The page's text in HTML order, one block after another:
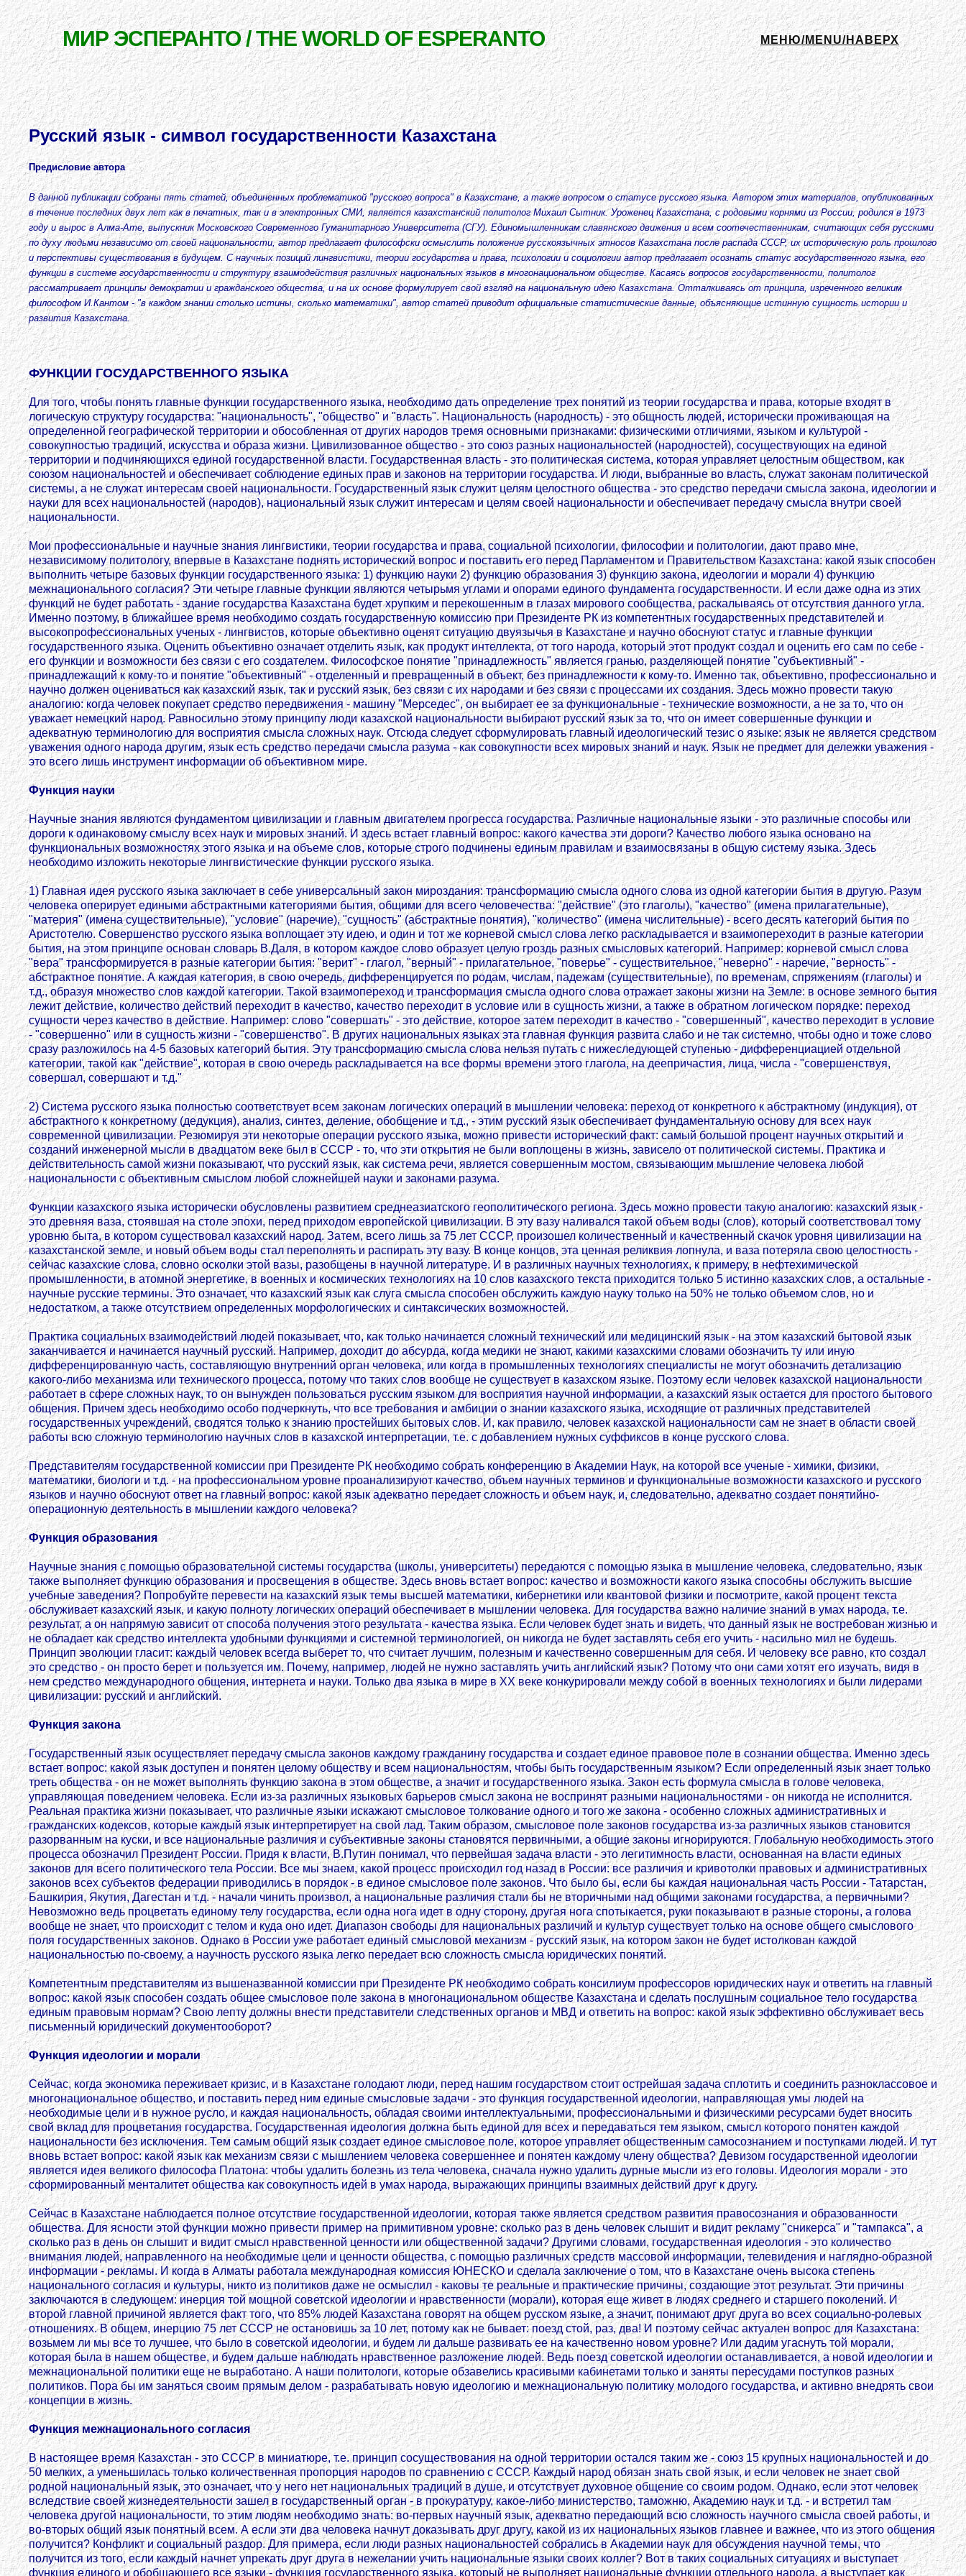
МИР ЭСПЕРАНТО / THE WORLD OF ESPERANTO МЕНЮ/MENU/НАВЕРХ
Русский язык - символ государственности Казахстана
Предисловие автора
В данной публикации собраны пять статей, объединенных проблематикой "русского вопроса" в Казахстане, а также вопросом о статусе русского языка. Автором этих материалов, опубликованных
в течение последних двух лет как в печатных, так и в электронных СМИ, является казахстанский политолог Михаил Сытник. Уроженец Казахстана, с родовыми корнями из России, родился в 1973
году и вырос в Алма-Ате, выпускник Московского Современного Гуманитарного Университета (СГУ). Единомышленникам славянского движения и всем соотечественникам, считающих себя русскими
по духу людьми независимо от своей национальности, автор предлагает философски осмыслить положение русскоязычных этносов Казахстана после распада СССР, их историческую роль прошлого
и перспективы существования в будущем. С научных позиций лингвистики, теории государства и права, психологии и социологии автор предлагает осознать статус государственного языка, его
функции в системе государственности и структуру взаимодействия различных национальных языков в многонациональном обществе. Касаясь вопросов государственности, политолог
рассматривает принципы демократии и гражданского общества, и на их основе формулирует свой взгляд на национальную идею Казахстана. Отталкиваясь от принципа, изреченного великим
философом И.Кантом - "в каждом знании столько истины, сколько математики", автор статей приводит официальные статистические данные, объясняющие истинную сущность истории и
развития Казахстана.
ФУНКЦИИ ГОСУДАРСТВЕННОГО ЯЗЫКА
Для того, чтобы понять главные функции государственного языка, необходимо дать определение трех понятий из теории государства и права, которые входят в
логическую структуру государства: "национальность", "общество" и "власть". Национальность (народность) - это общность людей, исторически проживающая на
определенной географической территории и обособленная от других народов тремя основными признаками: физическими отличиями, языком и культурой -
совокупностью традиций, искусства и образа жизни. Цивилизованное общество - это союз разных национальностей (народностей), сосуществующих на единой
территории и подчиняющихся единой государственной власти. Государственная власть - это политическая система, которая управляет целостным обществом, как
союзом национальностей и обеспечивает соблюдение единых прав и законов на территории государства. И люди, выбранные во власть, служат законам политической
системы, а не служат интересам своей национальности. Государственный язык служит целям целостного общества - это средство передачи смысла закона, идеологии и
науки для всех национальностей (народов), национальный язык служит интересам и целям своей национальности и обеспечивает передачу смысла внутри своей
национальности.
Мои профессиональные и научные знания лингвистики, теории государства и права, социальной психологии, философии и политологии, дают право мне,
независимому политологу, впервые в Казахстане поднять исторический вопрос и поставить его перед Парламентом и Правительством Казахстана: какой язык способен
выполнить четыре базовых функции государственного языка: 1) функцию науки 2) функцию образования 3) функцию закона, идеологии и морали 4) функцию
межнационального согласия? Эти четыре главные функции являются четырьмя углами и опорами единого фундамента государственности. И если даже одна из этих
функций не будет работать - здание государства Казахстана будет хрупким и перекошенным в глазах мирового сообщества, раскалываясь от отсутствия данного угла.
Именно поэтому, в ближайшее время необходимо создать государственную комиссию при Президенте РК из компетентных государственных представителей и
высокопрофессиональных ученых - лингвистов, которые объективно оценят ситуацию двуязычья в Казахстане и научно обоснуют статус и главные функции
государственного языка. Оценить объективно означает отделить язык, как продукт интеллекта, от того народа, который этот продукт создал и оценить его сам по себе -
его функции и возможности без связи с его создателем. Философское понятие "принадлежность" является гранью, разделяющей понятие "субъективный" -
принадлежащий к кому-то и понятие "объективный" - отделенный и превращенный в объект, без принадлежности к кому-то. Именно так, объективно, профессионально и
научно должен оцениваться как казахский язык, так и русский язык, без связи с их народами и без связи с процессами их создания. Здесь можно провести такую
аналогию: когда человек покупает средство передвижения - машину "Мерседес", он выбирает ее за функциональные - технические возможности, а не за то, что он
уважает немецкий народ. Равносильно этому принципу люди казахской национальности выбирают русский язык за то, что он имеет совершенные функции и
адекватную терминологию для восприятия смысла сложных наук. Отсюда следует сформулировать главный идеологический тезис о языке: язык не является средством
уважения одного народа другим, язык есть средство передачи смысла разума - как совокупности всех мировых знаний и наук. Язык не предмет для дележки уважения -
это всего лишь инструмент информации об объективном мире.
Функция науки
Научные знания являются фундаментом цивилизации и главным двигателем прогресса государства. Различные национальные языки - это различные способы или
дороги к одинаковому смыслу всех наук и мировых знаний. И здесь встает главный вопрос: какого качества эти дороги? Качество любого языка основано на
функциональных возможностях этого языка и на объеме слов, которые строго подчинены единым правилам и взаимосвязаны в общую систему языка. Здесь
необходимо изложить некоторые лингвистические функции русского языка.
1) Главная идея русского языка заключает в себе универсальный закон мироздания: трансформацию смысла одного слова из одной категории бытия в другую. Разум
человека оперирует едиными абстрактными категориями бытия, общими для всего человечества: "действие" (это глаголы), "качество" (имена прилагательные),
"материя" (имена существительные), "условие" (наречие), "сущность" (абстрактные понятия), "количество" (имена числительные) - всего десять категорий бытия по
Аристотелю. Совершенство русского языка воплощает эту идею, и один и тот же корневой смысл слова легко раскладывается и взаимопереходит в разные категории
бытия, на этом принципе основан словарь В.Даля, в котором каждое слово образует целую гроздь разных смысловых категорий. Например: корневой смысл слова
"вера" трансформируется в разные категории бытия: "верит" - глагол, "верный" - прилагательное, "поверье" - существительное, "неверно" - наречие, "верность" -
абстрактное понятие. А каждая категория, в свою очередь, дифференцируется по родам, числам, падежам (существительные), по временам, спряжениям (глаголы) и
т.д., образуя множество слов каждой категории. Такой взаимопереход и трансформация смысла одного слова отражает законы жизни на Земле: в основе земного бытия
лежит действие, количество действий переходит в качество, качество переходит в условие или в сущность жизни, а также в обратном логическом порядке: переход
сущности через качество в действие. Например: слово "совершать" - это действие, которое затем переходит в качество - "совершенный", качество переходит в условие
- "совершенно" или в сущность жизни - "совершенство". В других национальных языках эта главная функция развита слабо и не так системно, чтобы одно и тоже слово
сразу разложилось на 4-5 базовых категорий бытия. Эту трансформацию смысла слова нельзя путать с нижеследующей ступенью - дифференциацией отдельной
категории, такой как "действие", которая в свою очередь раскладывается на все формы времени этого глагола, на деепричастия, лица, числа - "совершенствуя,
совершал, совершают и т.д."
2) Система русского языка полностью соответствует всем законам логических операций в мышлении человека: переход от конкретного к абстрактному (индукция), от
абстрактного к конкретному (дедукция), анализ, синтез, деление, обобщение и т.д., - этим русский язык обеспечивает фундаментальную основу для всех наук
современной цивилизации. Резюмируя эти некоторые операции русского языка, можно привести исторический факт: самый большой процент научных открытий и
созданий инженерной мысли в двадцатом веке был в СССР - то, что эти открытия не были воплощены в жизнь, зависело от политической системы. Практика и
действительность самой жизни показывают, что русский язык, как система речи, является совершенным мостом, связывающим мышление человека любой
национальности с объективным смыслом любой сложнейшей науки и законами разума.
Функции казахского языка исторически обусловлены развитием среднеазиатского геополитического региона. Здесь можно провести такую аналогию: казахский язык -
это древняя ваза, стоявшая на столе эпохи, перед приходом европейской цивилизации. В эту вазу наливался такой объем воды (слов), который соответствовал тому
уровню быта, в котором существовал казахский народ. Затем, всего лишь за 75 лет СССР, произошел количественный и качественный скачок уровня цивилизации на
казахстанской земле, и новый объем воды стал переполнять и распирать эту вазу. В конце концов, эта ценная реликвия лопнула, и ваза потеряла свою целостность -
сейчас казахские слова, словно осколки этой вазы, разобщены в научной литературе. И в различных научных технологиях, к примеру, в нефтехимической
промышленности, в атомной энергетике, в военных и космических технологиях на 10 слов казахского текста приходится только 5 истинно казахских слов, а остальные -
научные русские термины. Это означает, что казахский язык как слуга смысла способен обслужить каждую науку только на 50% не только объемом слов, но и
недостатком, а также отсутствием определенных морфологических и синтаксических возможностей.
Практика социальных взаимодействий людей показывает, что, как только начинается сложный технический или медицинский язык - на этом казахский бытовой язык
заканчивается и начинается научный русский. Например, доходит до абсурда, когда медики не знают, какими казахскими словами обозначить ту или иную
дифференцированную часть, составляющую внутренний орган человека, или когда в промышленных технологиях специалисты не могут обозначить детализацию
какого-либо механизма или технического процесса, потому что таких слов вообще не существует в казахском языке. Поэтому если человек казахской национальности
работает в сфере сложных наук, то он вынужден пользоваться русским языком для восприятия научной информации, а казахский язык остается для простого бытового
общения. Причем здесь необходимо особо подчеркнуть, что все требования и амбиции о знании казахского языка, исходящие от различных представителей
государственных учреждений, сводятся только к знанию простейших бытовых слов. И, как правило, человек казахской национальности сам не знает в области своей
работы всю сложную терминологию научных слов в казахской интерпретации, т.е. с добавлением нужных суффиксов в конце русского слова.
Представителям государственной комиссии при Президенте РК необходимо собрать конференцию в Академии Наук, на которой все ученые - химики, физики,
математики, биологи и т.д. - на профессиональном уровне проанализируют качество, объем научных терминов и функциональные возможности казахского и русского
языков и научно обоснуют ответ на главный вопрос: какой язык адекватно передает сложность и объем наук, и, следовательно, адекватно создает понятийно-
операционную деятельность в мышлении каждого человека?
Функция образования
Научные знания с помощью образовательной системы государства (школы, университеты) передаются с помощью языка в мышление человека, следовательно, язык
также выполняет функцию образования и просвещения в обществе. Здесь вновь встает вопрос: качество и возможности какого языка способны обслужить высшие
учебные заведения? Попробуйте перевести на казахский язык темы высшей математики, кибернетики или квантовой физики и посмотрите, какой процент текста
обслуживает казахский язык, и какую полноту логических операций обеспечивает в мышлении человека. Для государства важно наличие знаний в умах народа, т.е.
результат, а он напрямую зависит от способа получения этого результата - качества языка. Если человек будет знать и видеть, что данный язык не востребован жизнью и
не обладает как средство интеллекта удобными функциями и системной терминологией, он никогда не будет заставлять себя его учить - насильно мил не будешь.
Принцип эволюции гласит: каждый человек всегда выберет то, что считает лучшим, полезным и качественно совершенным для себя. И человеку все равно, кто создал
это средство - он просто берет и пользуется им. Почему, например, людей не нужно заставлять учить английский язык? Потому что они сами хотят его изучать, видя в
нем средство международного общения, интернета и науки. Только два языка в мире в ХХ веке конкурировали между собой в военных технологиях и были лидерами
цивилизации: русский и английский.
Функция закона
Государственный язык осуществляет передачу смысла законов каждому гражданину государства и создает единое правовое поле в сознании общества. Именно здесь
встает вопрос: какой язык доступен и понятен целому обществу и всем национальностям, чтобы быть государственным языком? Если определенный язык знает только
треть общества - он не может выполнять функцию закона в этом обществе, а значит и государственного языка. Закон есть формула смысла в голове человека,
управляющая поведением человека. Если из-за различных языковых барьеров смысл закона не воспринят разными национальностями - он никогда не исполнится.
Реальная практика жизни показывает, что различные языки искажают смысловое толкование одного и того же закона - особенно сложных административных и
гражданских кодексов, которые каждый язык интерпретирует на свой лад. Таким образом, смысловое поле законов государства из-за различных языков становится
разорванным на куски, и все национальные различия и субъективные законы становятся первичными, а общие законы игнорируются. Глобальную необходимость этого
процесса обозначил Президент России. Придя к власти, В.Путин понимал, что первейшая задача власти - это легитимность власти, основанная на власти единых
законов для всего политического тела России. Все мы знаем, какой процесс происходил год назад в России: все различия и кривотолки правовых и административных
законов всех субъектов федерации приводились в порядок - в единое смысловое поле законов. Что было бы, если бы каждая национальная часть России - Татарстан,
Башкирия, Якутия, Дагестан и т.д. - начали чинить произвол, а национальные различия стали бы не вторичными над общими законами государства, а первичными?
Невозможно ведь процветать единому телу государства, если одна нога идет в одну сторону, другая нога спотыкается, руки показывают в разные стороны, а голова
вообще не знает, что происходит с телом и куда оно идет. Диапазон свободы для национальных различий и культур существует только на основе общего смыслового
поля государственных законов. Однако в России уже работает единый смысловой механизм - русский язык, на котором закон не будет истолкован каждой
национальностью по-своему, а научность русского языка легко передает всю сложность смысла юридических понятий.
Компетентным представителям из вышеназванной комиссии при Президенте РК необходимо собрать консилиум профессоров юридических наук и ответить на главный
вопрос: какой язык способен создать общее смысловое поле закона в многонациональном обществе Казахстана и сделать послушным социальное тело государства
единым правовым нормам? Свою лепту должны внести представители следственных органов и МВД и ответить на вопрос: какой язык эффективно обслуживает весь
письменный юридический документооборот?
Функция идеологии и морали
Сейчас, когда экономика переживает кризис, и в Казахстане голодают люди, перед нашим государством стоит острейшая задача сплотить и соединить разноклассовое и
многонациональное общество, и поставить перед ним единые смысловые задачи - это функция государственной идеологии, направляющая умы людей на
необходимые цели и в нужное русло, и каждая национальность, обладая своими интеллектуальными, профессиональными и физическими ресурсами будет вносить
свой вклад для процветания государства. Государственная идеология должна быть единой для всех и передаваться тем языком, смысл которого понятен каждой
национальности без исключения. Тем самым общий язык создает единое смысловое поле, которое управляет общественным самосознанием и поступками людей. И тут
вновь встает вопрос: какой язык как механизм связи с мышлением человека совершеннее и понятен каждому члену общества? Девизом государственной идеологии
является идея великого философа Платона: чтобы удалить болезнь из тела человека, сначала нужно удалить дурные мысли из его головы. Идеология морали - это
сформированный менталитет общества как совокупность идей в умах народа, выражающих принципы взаимных действий друг к другу.
Сейчас в Казахстане наблюдается полное отсутствие государственной идеологии, которая также является средством развития правосознания и образованности
общества. Для ясности этой функции можно привести пример на примитивном уровне: сколько раз в день человек слышит и видит рекламу "сникерса" и "тампакса", а
сколько раз в день он слышит и видит смысл нравственной ценности или общественной задачи? Другими словами, государственная идеология - это количество
внимания людей, направленного на необходимые цели и ценности общества, с помощью различных средств массовой информации, телевидения и наглядно-образной
информации - рекламы. И когда в Алматы работала международная комиссия ЮНЕСКО и сделала заключение о том, что в Казахстане очень высока степень
национального согласия и культуры, никто из политиков даже не осмыслил - каковы те реальные и практические причины, создающие этот результат. Эти причины
заключаются в следующем: инерция той мощной советской идеологии и нравственности (морали), которая еще живет в людях среднего и старшего поколений. И
второй главной причиной является факт того, что 85% людей Казахстана говорят на общем русском языке, а значит, понимают друг друга во всех социально-ролевых
отношениях. В общем, инерцию 75 лет СССР не остановишь за 10 лет, потому как не бывает: поезд стой, раз, два! И поэтому сейчас актуален вопрос для Казахстана:
возьмем ли мы все то лучшее, что было в советской идеологии, и будем ли дальше развивать ее на качественно новом уровне? Или дадим угаснуть той морали,
которая была в нашем обществе, и будем дальше наблюдать нравственное разложение людей. Ведь поезд советской идеологии останавливается, а новой идеологии и
межнациональной политики еще не выработано. А наши политологи, которые обзавелись красивыми кабинетами только и заняты пересудами поступков разных
политиков. Пора бы им заняться своим прямым делом - разрабатывать новую идеологию и межнациональную политику молодого государства, и активно внедрять свои
концепции в жизнь.
Функция межнационального согласия
В настоящее время Казахстан - это СССР в миниатюре, т.е. принцип сосуществования на одной территории остался таким же - союз 15 крупных национальностей и до
50 мелких, а уменьшилась только количественная пропорция народов по сравнению с СССР. Каждый народ обязан знать свой язык, и если человек не знает свой
родной национальный язык, это означает, что у него нет национальных традиций в душе, и отсутствует духовное общение со своим родом. Однако, если этот человек
вследствие своей жизнедеятельности зашел в государственный орган - в прокуратуру, какое-либо министерство, таможню, Академию наук и т.д. - и встретил там
человека другой национальности, то этим людям необходимо знать: во-первых научный язык, адекватно передающий всю сложность научного смысла своей работы, и
во-вторых общий язык понятный всем. А если эти два человека начнут доказывать друг другу, какой из их национальных языков главнее и важнее, что из этого общения
получится? Конфликт и социальный раздор. Для примера, если люди разных национальностей собрались в Академии наук для обсуждения научной темы, что
получится из того, если каждый начнет упрекать друг друга в нежелании учить национальные языки своих коллег? Вот в таких социальных ситуациях и выступает
функция единого и обобщающего все языки - функция государственного языка, который не выполняет национальные функции отдельного народа, а выступает как